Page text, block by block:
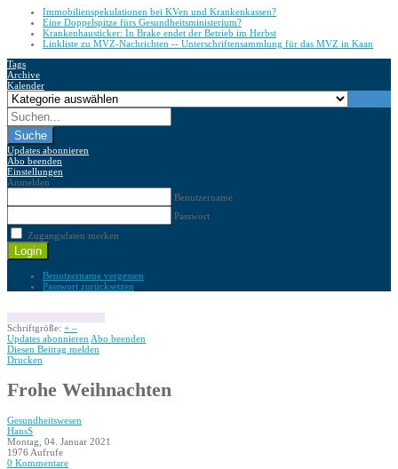
Immobilienspekulationen bei KVen und Krankenkassen?
Eine Doppelspitze fürs Gesundheitsministerium?
Krankenhausticker: In Brake endet der Betrieb im Herbst
Linkliste zu MVZ-Nachrichten -- Unterschriftensammlung für das MVZ in Kaan
Tags
Archive
Kalender
Suche
Updates abonnieren
Abo beenden
Einstellungen
Anmelden
Benutzername
Passwort
Zugangsdaten merken
Login
Benutzername vergessen
Passwort zurücksetzen
Schriftgröße: + –
Updates abonnieren Abo beenden
Diesen Beitrag melden
Drucken
Frohe Weihnachten
Gesundheitswesen
HansS
Montag, 04. Januar 2021
1976 Aufrufe
0 Kommentare